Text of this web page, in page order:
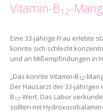
Vitamin-B12-
Eine 33-jährige Frau erlebte
konnte sich schlecht
und an Mißempfindungen in
„Das könnte Vitamin-B12-
Der Hausarzt der 33-
B12-Wert. Das Labor
sollten mit